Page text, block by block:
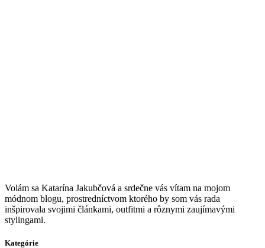
Volám sa Katarína Jakubčová a srdečne vás vítam na mojom
módnom blogu, prostredníctvom ktorého by som vás rada
inšpirovala svojimi článkami, outfitmi a rôznymi zaujímavými
stylingami.
Kategórie